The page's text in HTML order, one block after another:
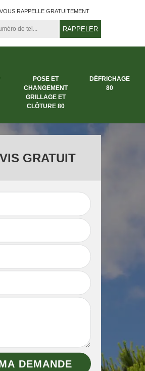
RAPPELLE GRATUITEMENT
POSE ET
CHANGEMENT
GRILLAGE ET
CLÔTURE 80
DÉFRICHAGE
80
Entreprise de
jardinage 80
GRATUIT